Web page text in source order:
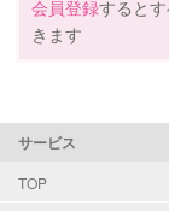
お子様の撮影
（定期特典）
資格
会員登録すると
きます
サービス
TOP